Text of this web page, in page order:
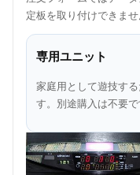
定板を取り付けできませ
専用ユニット
家庭用として遊技す
す。別途購入は不要で